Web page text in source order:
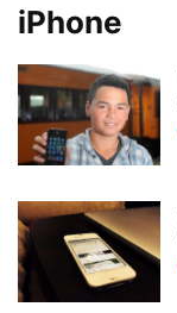
iPhone